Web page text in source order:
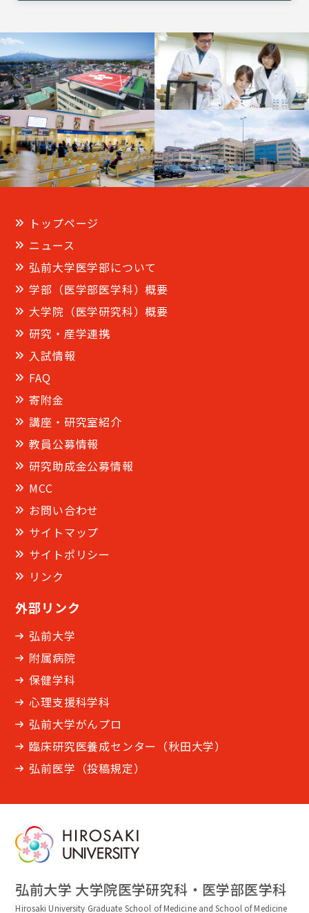
トップページ
ニュース
弘前大学医学部について
学部（医学部医学科）概要
大学院（医学研究科）概要
研究・産学連携
入試情報
FAQ
寄附金
講座・研究室紹介
教員公募情報
研究助成金公募情報
MCC
お問い合わせ
サイトマップ
サイトポリシー
リンク
外部リンク
弘前大学
附属病院
保健学科
心理支援科学科
弘前大学がんプロ
臨床研究医養成センター（秋田大学）
弘前医学（投稿規定）
弘前大学 大学院医学研究科・医学部医学科
Hirosaki University Graduate School of Medicine and School of Medicine